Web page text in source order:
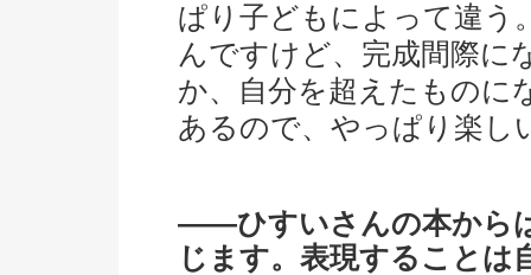
ぱり子どもによって違う
んですけど、完成間際に
か、自分を超えたものに
あるので、やっぱり楽し
――ひすいさんの本から
じます。表現することは